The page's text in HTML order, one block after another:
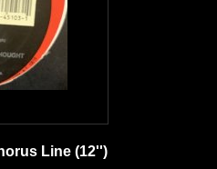
Line (12'')